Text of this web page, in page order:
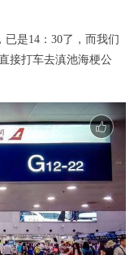
已是14：30了，而我们
接打车去滇池海梗公